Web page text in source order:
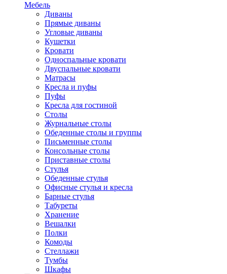
Мебель
Диваны
Прямые диваны
Угловые диваны
Кушетки
Кровати
Односпальные кровати
Двуспальные кровати
Матрасы
Кресла и пуфы
Пуфы
Кресла для гостиной
Столы
Журнальные столы
Обеденные столы и группы
Письменные столы
Консольные столы
Приставные столы
Стулья
Обеденные стулья
Офисные стулья и кресла
Барные стулья
Табуреты
Хранение
Вешалки
Полки
Комоды
Стеллажи
Тумбы
Шкафы